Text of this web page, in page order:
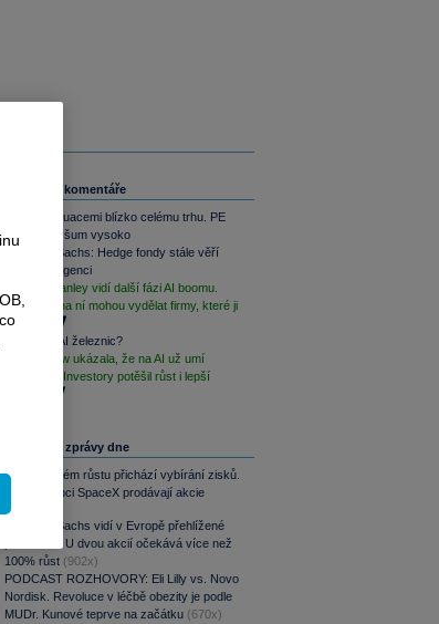
Související komentáře
Mag7 s valuacemi blízko celému trhu. PE
informační šum vysoko
Goldman Sachs: Hedge fondy stále věří
umělé inteligenci
Morgan Stanley vidí další fázi AI boomu.
Tentokrát na ní mohou vydělat firmy, které ji
zavádí
Budování AI železnic?
ServiceNow ukázala, že na AI už umí
vydělávat. Investory potěšil růst i lepší
Nejčtenější zprávy dne
Po raketovém růstu přichází vybírání zisků.
Zaměstnanci SpaceX prodávají akcie
(913x)
Goldman Sachs vidí v Evropě přehlížené
příležitosti. U dvou akcií očekává více než
100% růst (902x)
PODCAST ROZHOVORY: Eli Lilly vs. Novo
Nordisk. Revoluce v léčbě obezity je podle
MUDr. Kunové teprve na začátku (670x)